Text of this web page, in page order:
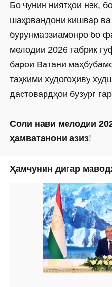
Бо чунин ниятҳои нек,
шаҳрвандони кишвар ва
бурунмарзиамонро бо
мелодии 2026 табрик
барои Ватани
таҳкими худогоҳиву
дастовардҳои бузург
Соли нави мелодии
ҳамватанони азиз!
Ҳамчунин дигар